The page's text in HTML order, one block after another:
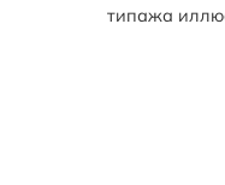
типажа